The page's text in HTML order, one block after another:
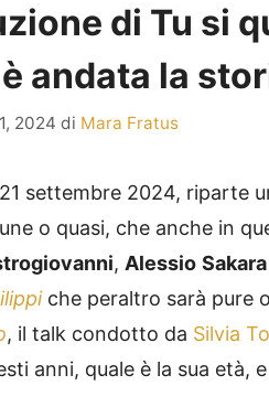
di Tu si
andata la
2024 di Mara Fratus
settembre 2024, riparte
o quasi, che anche in
, Alessio Sakara
che peraltro sarà pure
, il talk condotto da Silvia
anni, quale è la sua età,